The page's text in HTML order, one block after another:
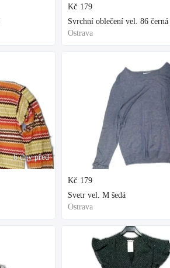
6 dny před
Kč 179
Svrchní oblečení vel. 86 černá
Ostrava
Kč 179
Svetr vel. M šedá
Ostrava